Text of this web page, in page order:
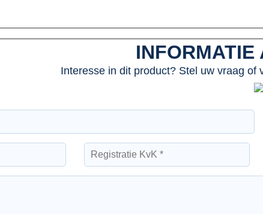
INFORMATIE
Interesse in dit product? Stel uw vraag